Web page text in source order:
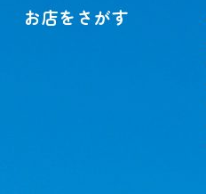
お店をさがす